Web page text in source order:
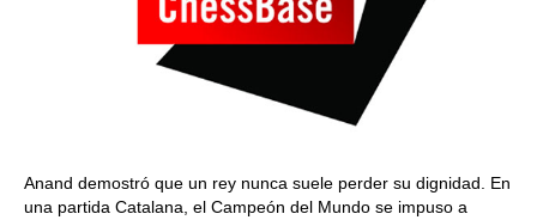
Anand demostró que un rey nunca suele perder su dignidad. En
una partida Catalana, el Campeón del Mundo se impuso a